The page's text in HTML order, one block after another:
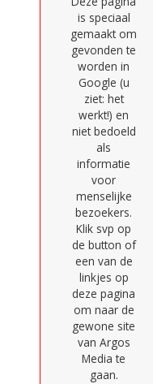
is speciaal
gemaakt om
gevonden te
worden in
Google (u
ziet: het
werkt!) en
niet bedoeld
als
informatie
voor
menselijke
bezoekers.
Klik svp op
de button of
een van de
linkjes op
deze pagina
om naar de
gewone site
van Argos
Media te
gaan.